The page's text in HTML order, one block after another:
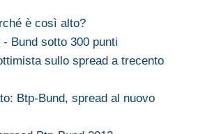
è così alto?
- Bund sotto 300 punti
sullo spread a trecento
Btp-Bund, spread al nuovo